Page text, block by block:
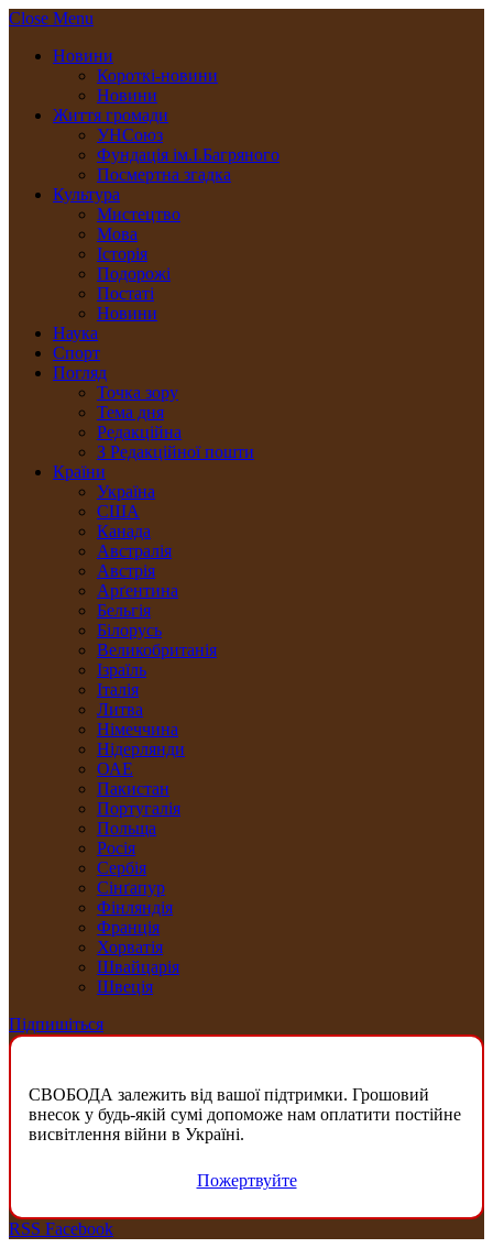
Close Menu
Новини
Короткі-новини
Новини
Життя громади
УНСоюз
Фундація ім.І.Багряного
Посмертна згадка
Культура
Мистецтво
Мова
Історія
Подорожі
Постаті
Новини
Наука
Спорт
Погляд
Точка зору
Тема дня
Редакційна
З Редакційної пошти
Країни
Україна
США
Канада
Австралія
Австрія
Арґентина
Бельгія
Білорусь
Великобританія
Ізраїль
Італія
Литва
Німеччина
Нідерлянди
ОАЕ
Пакистан
Португалія
Польща
Росія
Сербія
Сінґапур
Фінляндія
Франція
Хорватія
Швайцарія
Швеція
Підпишіться
СВОБОДА залежить від вашої підтримки. Грошовий
внесок у будь-якій сумі допоможе нам оплатити постійне
висвітлення війни в Україні.
Пожертвуйте
RSS Facebook